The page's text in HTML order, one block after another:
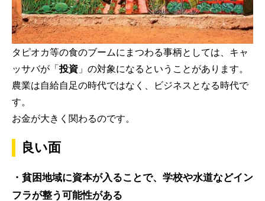
タピオカ等の食のブームにまつわる事柄としては、キャ
ッサバが「投資 」の対象になるということがあります。
農業は自給自足の時代ではなく、ビジネスとなる時代で
す。
お金が大きく関わるのです。
良い面
・貧困地域に資本が入ることで、学校や水道などイン
フラが整う可能性がある